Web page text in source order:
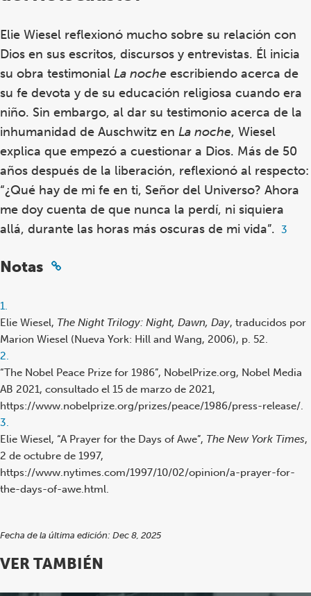
Elie Wiesel reflexionó mucho sobre su relación con
Dios en sus escritos, discursos y entrevistas. Él inicia
su obra testimonial La noche escribiendo acerca de
su fe devota y de su educación religiosa cuando era
niño. Sin embargo, al dar su testimonio acerca de la
inhumanidad de Auschwitz en La noche, Wiesel
explica que empezó a cuestionar a Dios. Más de 50
años después de la liberación, reflexionó al respecto:
“¿Qué hay de mi fe en ti, Señor del Universo? Ahora
me doy cuenta de que nunca la perdí, ni siquiera
allá, durante las horas más oscuras de mi vida”. 3
Notas
Footnote
reference
1.
Elie Wiesel, The Night Trilogy: Night, Dawn, Day, traducidos por
Marion Wiesel (Nueva York: Hill and Wang, 2006), p. 52.
Footnote
reference
2.
“The Nobel Peace Prize for 1986”, NobelPrize.org, Nobel Media
AB 2021, consultado el 15 de marzo de 2021,
https://www.nobelprize.org/prizes/peace/1986/press-release/.
Footnote
reference
3.
Elie Wiesel, “A Prayer for the Days of Awe”, The New York Times,
2 de octubre de 1997,
https://www.nytimes.com/1997/10/02/opinion/a-prayer-for-
the-days-of-awe.html.
Fecha de la última edición: Dec 8, 2025
VER TAMBIÉN